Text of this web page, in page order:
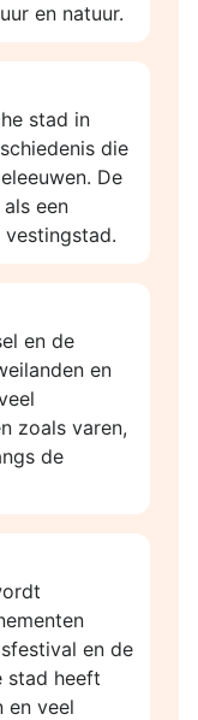
en natuur.
stad in
die
De
een
en de
en
zoals varen,
de
en de
stad heeft
en veel